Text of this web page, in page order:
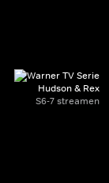
Hudson & Rex
S6-7 streamen